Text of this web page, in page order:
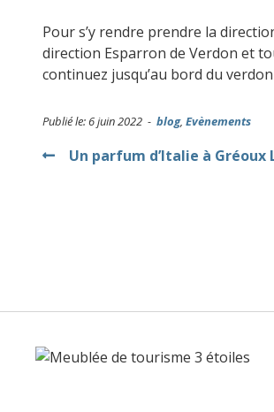
Pour s’y rendre prendre la
direction Esparron de Verdon et
continuez jusqu’au bord du
Publié le: 6 juin 2022 - blog, Evènements
Navigation
Un parfum d’Italie à Gréoux